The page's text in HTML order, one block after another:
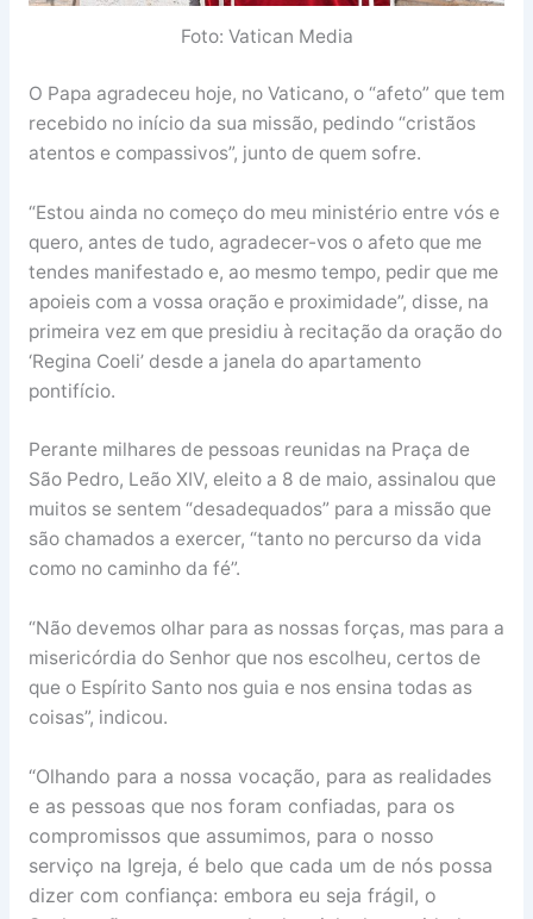
Foto: Vatican Media
O Papa agradeceu hoje, no Vaticano, o “afeto” que tem
recebido no início da sua missão, pedindo “cristãos
atentos e compassivos”, junto de quem sofre.
“Estou ainda no começo do meu ministério entre vós e
quero, antes de tudo, agradecer-vos o afeto que me
tendes manifestado e, ao mesmo tempo, pedir que me
apoieis com a vossa oração e proximidade”, disse, na
primeira vez em que presidiu à recitação da oração do
‘Regina Coeli’ desde a janela do apartamento
pontifício.
Perante milhares de pessoas reunidas na Praça de
São Pedro, Leão XIV, eleito a 8 de maio, assinalou que
muitos se sentem “desadequados” para a missão que
são chamados a exercer, “tanto no percurso da vida
como no caminho da fé”.
“Não devemos olhar para as nossas forças, mas para a
misericórdia do Senhor que nos escolheu, certos de
que o Espírito Santo nos guia e nos ensina todas as
coisas”, indicou.
“Olhando para a nossa vocação, para as realidades
e as pessoas que nos foram confiadas, para os
compromissos que assumimos, para o nosso
serviço na Igreja, é belo que cada um de nós possa
dizer com confiança: embora eu seja frágil, o